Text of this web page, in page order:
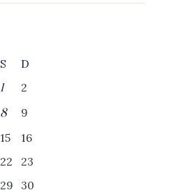
S
D
1
2
8
9
15
16
22
23
29 30